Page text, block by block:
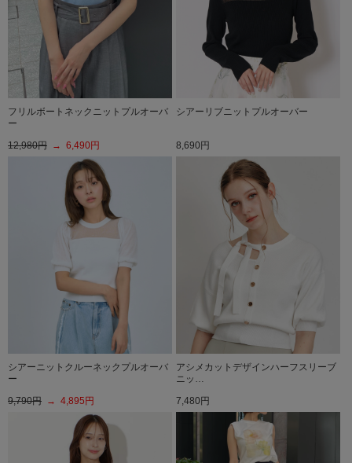
フリルボートネックニットプルオーバ
ー
12,980円 → 6,490円
シアーリブニットプルオーバー
8,690円
シアーニットクルーネックプルオーバ
ー
9,790円 → 4,895円
アシメカットデザインハーフスリーブ
ニッ…
7,480円